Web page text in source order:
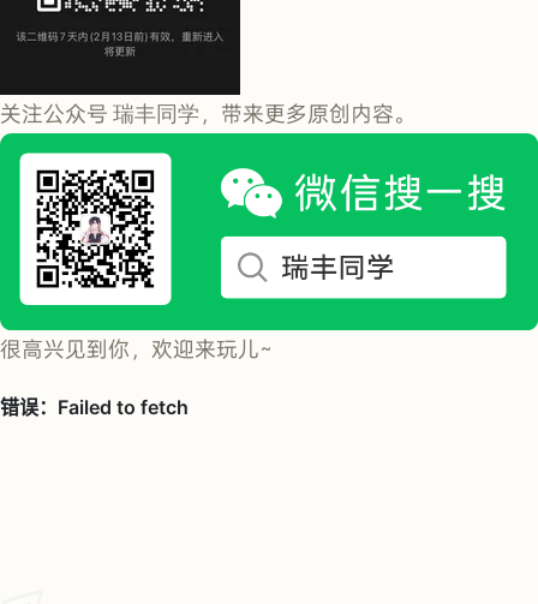
关注公众号 瑞丰同学 ，带来更多原创内容。
很高兴见到你，欢迎来玩儿~